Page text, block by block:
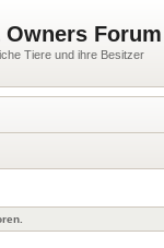
Owners Forum
Tiere und ihre Besitzer